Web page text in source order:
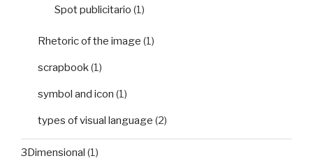
Spot publicitario (1)
Rhetoric of the image (1)
scrapbook(1)
symbol and icon (1)
types of visual language (2)
3Dimensional (1)